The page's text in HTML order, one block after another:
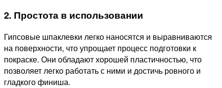
2. Простота в использовании
Гипсовые шпаклевки легко наносятся и выравниваются
на поверхности, что упрощает процесс подготовки к
покраске. Они обладают хорошей пластичностью, что
позволяет легко работать с ними и достичь ровного и
гладкого финиша.